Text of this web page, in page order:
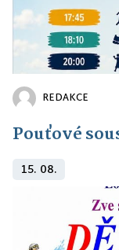
REDAKCE
Pouťové
15. 08.